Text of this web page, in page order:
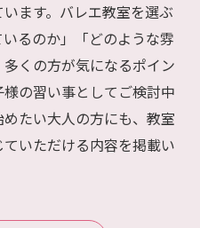
ます。バレエ教室を選ぶ
るのか」「どのような雰
くの方が気になるポイン
の習い事としてご検討中
たい大人の方にも、教室
いただける内容を掲載い